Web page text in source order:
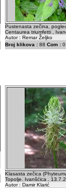
Pustenasta zečina,
Centaurea triumfetti ,
Autor : Remar Željko
Broj klikova : 88 Com : 0
Klasasta zečica
Topolje. Ivanšćica .
Autor : Damir Klarić